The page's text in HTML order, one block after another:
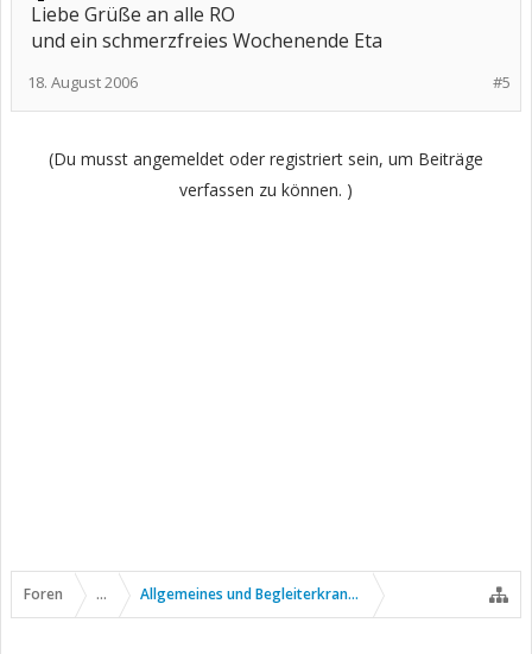
Liebe Grüße an alle RO
und ein schmerzfreies Wochenende Eta
#5
18. August 2006
(Du musst angemeldet oder registriert sein, um Beiträge
verfassen zu können. )
Foren ... Allgemeines und Begleiterkrankungen